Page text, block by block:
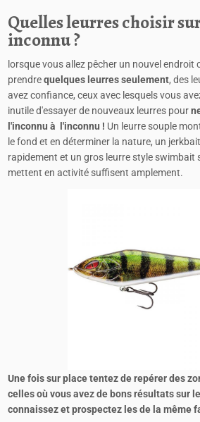
Quelles leurres choisir
inconnu ?
lorsque vous allez pêcher un nouvel endroit
prendrequelques leurres seulement, des
avez confiance, ceux avec lesquels vous
inutile d'essayer de nouveaux leurres pour
l'inconnu à l'inconnu ! Un leurre souple
le fond et en déterminer la nature, un
rapidement et un gros leurre style swimbait
mettent en activité suffisent amplement.
Une fois sur place tentez de repérer des
celles où vous avez de bons résultats sur
connaissez et prospectez les de la même